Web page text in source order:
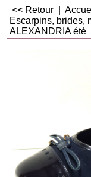
<< Retour
Escarpins, brides,
ALEXANDRIA été